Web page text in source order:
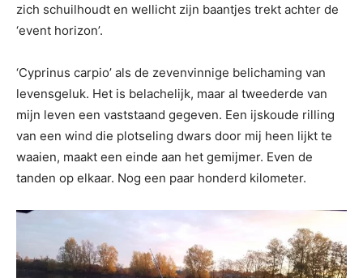
zich schuilhoudt en wellicht zijn baantjes trekt achter de
‘event horizon’.
‘Cyprinus carpio’ als de zevenvinnige belichaming van
levensgeluk. Het is belachelijk, maar al tweederde van
mijn leven een vaststaand gegeven. Een ijskoude rilling
van een wind die plotseling dwars door mij heen lijkt te
waaien, maakt een einde aan het gemijmer. Even de
tanden op elkaar. Nog een paar honderd kilometer.